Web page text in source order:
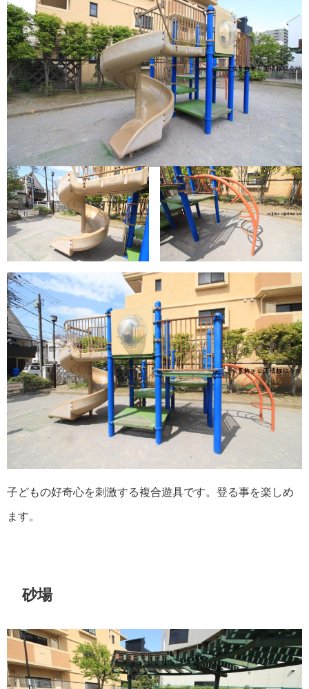
子どもの好奇心を刺激する複合遊具です。登る事を楽しめ
ます。
砂場